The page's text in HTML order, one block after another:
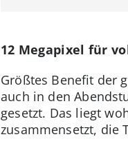
12 Megapixel für
Größtes Benefit der
auch in den
gesetzt. Das liegt
zusammensetzt, die